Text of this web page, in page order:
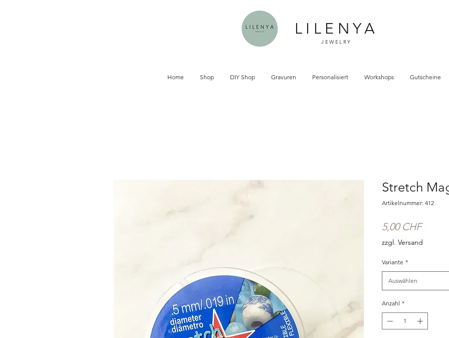
LILENYA
JEWELRY
Home Shop DIY Shop Gravuren Personalisiert Workshops Gutscheine
Stretch
Artikelnummer: 412
5,00 CHFPreis
zzgl. Versand
Variante *
Auswählen
Anzahl *